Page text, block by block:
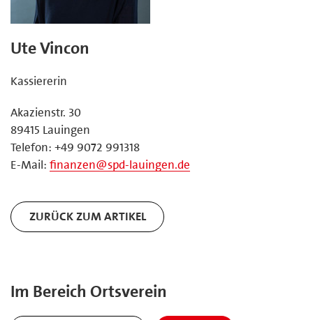
Ute Vincon
Kassiererin
Akazienstr. 30
89415 Lauingen
Telefon: +49 9072 991318
E-Mail: finanzen@spd-lauingen.de
ZURÜCK ZUM ARTIKEL
Im Bereich Ortsverein